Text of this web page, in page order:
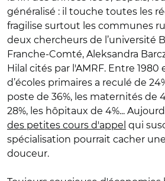
généralisé : il touche toutes les
fragilise surtout les communes
deux chercheurs de l’université
Franche-Comté, Aleksandra
Hilal cités par l'AMRF. Entre 1980
d’écoles primaires a reculé de
poste de 36%, les maternités de
28%, les hôpitaux de 4%...
des petites cours d'appel qui
spécialisation pourrait cacher
douceur.